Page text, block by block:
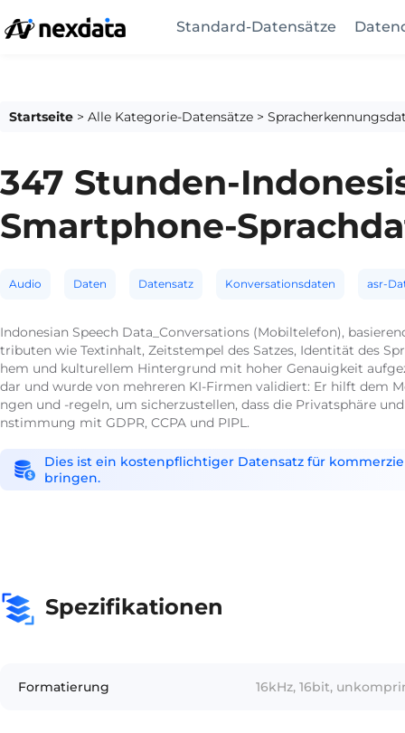
Standard-Datensätze
Startseite > Alle Kategorie-Datensätze >
347 Stunden-
Smartphone-
Audio Daten Datensatz Konversationsdaten asr-
Indonesian Speech Data_Conversations (Mobiltelefon),
tributen wie Textinhalt, Zeitstempel des Satzes, Identität des
hem und kulturellem Hintergrund mit hoher Genauigkeit
dar und wurde von mehreren KI-Firmen validiert: Er hilft dem
ngen und -regeln, um sicherzustellen, dass die Privatsphäre
nstimmung mit GDPR, CCPA und PIPL.
Dies ist ein kostenpflichtiger Datensatz für
bringen.
Spezifikationen
Formatierung 16kHz, 16bit,